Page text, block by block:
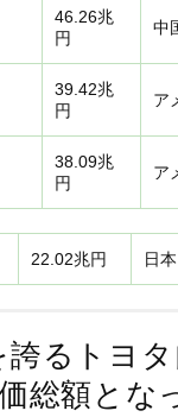
46.26兆
円
中
39.42兆
円
ア
38.09兆
円
ア
22.02兆円 日
誇るトヨ
総額とな